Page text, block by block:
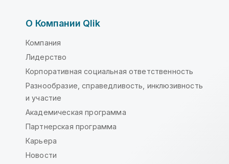
О Компании Qlik
Компания
Лидерство
Корпоративная социальная ответственность
Разнообразие, справедливость, инклюзивность
и участие
Академическая программа
Партнерская программа
Карьера
Новости